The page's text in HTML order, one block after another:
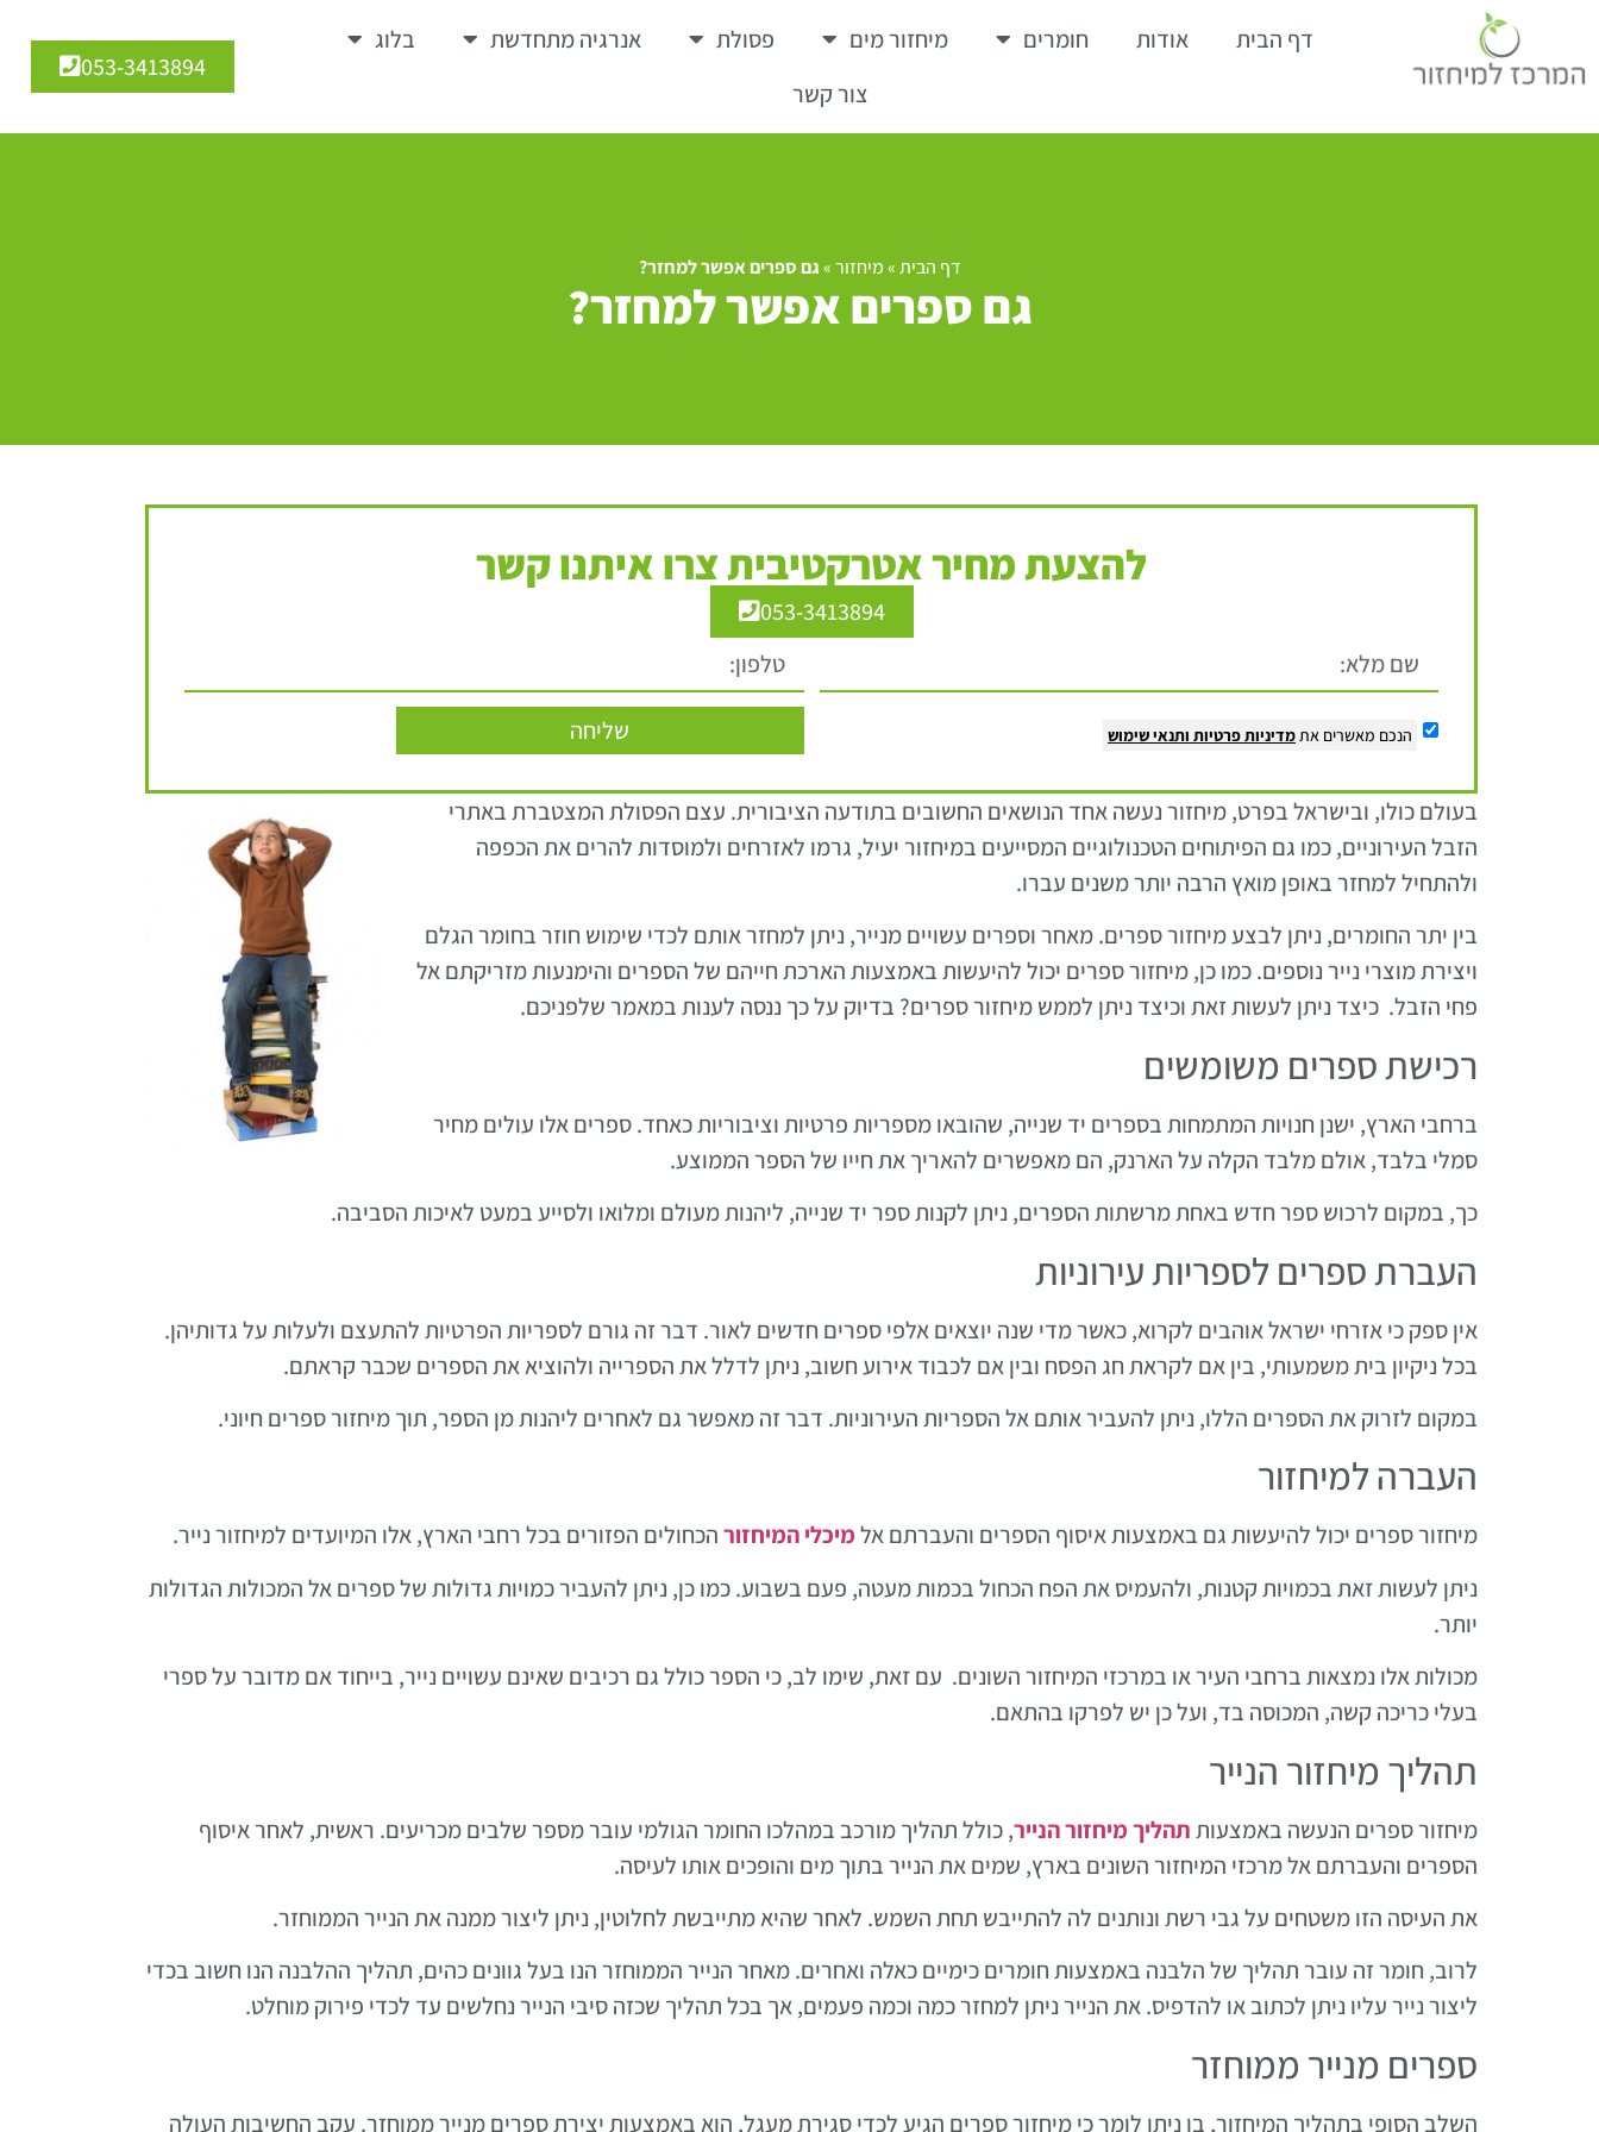
דף הבית אודות חומרים מיחזור מים פסולת אנרגיה מתחדשת
בלוג
צור קשר
053-3413894
דף הבית»מיחזור»גם ספרים אפשר למחזר?
גם ספרים אפשר למחזר?
להצעת מחיר אטרקטיבית צרו איתנו קשר
053-3413894
הנכם מאשרים אתמדיניות פרטיות ותנאי שימוש שליחה
בעולם כולו, ובישראל בפרט, מיחזור נעשה אחד הנושאים החשובים בתודעה הציבורית. עצם הפסולת המצטברת באתרי
הזבל העירוניים, כמו גם הפיתוחים הטכנולוגיים המסייעים במיחזור יעיל, גרמו לאזרחים ולמוסדות להרים את הכפפה
ולהתחיל למחזר באופן מואץ הרבה יותר משנים עברו.
בין יתר החומרים, ניתן לבצע מיחזור ספרים. מאחר וספרים עשויים מנייר, ניתן למחזר אותם לכדי שימוש חוזר בחומר הגלם
ויצירת מוצרי נייר נוספים. כמו כן, מיחזור ספרים יכול להיעשות באמצעות הארכת חייהם של הספרים והימנעות מזריקתם אל
פחי הזבל. כיצד ניתן לעשות זאת וכיצד ניתן לממש מיחזור ספרים? בדיוק על כך ננסה לענות במאמר שלפניכם.
רכישת ספרים משומשים
ברחבי הארץ, ישנן חנויות המתמחות בספרים יד שנייה, שהובאו מספריות פרטיות וציבוריות כאחד. ספרים אלו עולים מחיר
סמלי בלבד, אולם מלבד הקלה על הארנק, הם מאפשרים להאריך את חייו של הספר הממוצע.
כך, במקום לרכוש ספר חדש באחת מרשתות הספרים, ניתן לקנות ספר יד שנייה, ליהנות מעולם ומלואו ולסייע במעט לאיכות הסביבה.
העברת ספרים לספריות עירוניות
אין ספק כי אזרחי ישראל אוהבים לקרוא, כאשר מדי שנה יוצאים אלפי ספרים חדשים לאור. דבר זה גורם לספריות הפרטיות להתעצם ולעלות על גדותיהן.
בכל ניקיון בית משמעותי, בין אם לקראת חג הפסח ובין אם לכבוד אירוע חשוב, ניתן לדלל את הספרייה ולהוציא את הספרים שכבר קראתם.
במקום לזרוק את הספרים הללו, ניתן להעביר אותם אל הספריות העירוניות. דבר זה מאפשר גם לאחרים ליהנות מן הספר, תוך מיחזור ספרים חיוני.
העברה למיחזור
מיחזור ספרים יכול להיעשות גם באמצעות איסוף הספרים והעברתם אלמיכלי המיחזורהכחולים הפזורים בכל רחבי הארץ, אלו המיועדים למיחזור נייר.
ניתן לעשות זאת בכמויות קטנות, ולהעמיס את הפח הכחול בכמות מעטה, פעם בשבוע. כמו כן, ניתן להעביר כמויות גדולות של ספרים אל המכולות הגדולות
יותר.
מכולות אלו נמצאות ברחבי העיר או במרכזי המיחזור השונים. עם זאת, שימו לב, כי הספר כולל גם רכיבים שאינם עשויים נייר, בייחוד אם מדובר על ספרי
בעלי כריכה קשה, המכוסה בד, ועל כן יש לפרקו בהתאם.
תהליך מיחזור הנייר
מיחזור ספרים הנעשה באמצעותתהליך מיחזור הנייר, כולל תהליך מורכב במהלכו החומר הגולמי עובר מספר שלבים מכריעים. ראשית, לאחר איסוף
הספרים והעברתם אל מרכזי המיחזור השונים בארץ, שמים את הנייר בתוך מים והופכים אותו לעיסה.
את העיסה הזו משטחים על גבי רשת ונותנים לה להתייבש תחת השמש. לאחר שהיא מתייבשת לחלוטין, ניתן ליצור ממנה את הנייר הממוחזר.
לרוב, חומר זה עובר תהליך של הלבנה באמצעות חומרים כימיים כאלה ואחרים. מאחר הנייר הממוחזר הנו בעל גוונים כהים, תהליך ההלבנה הנו חשוב בכדי
ליצור נייר עליו ניתן לכתוב או להדפיס. את הנייר ניתן למחזר כמה וכמה פעמים, אך בכל תהליך שכזה סיבי הנייר נחלשים עד לכדי פירוק מוחלט.
ספרים מנייר ממוחזר
השלב הסופי בתהליך המיחזור, בו ניתן לומר כי מיחזור ספרים הגיע לכדי סגירת מעגל, הוא באמצעות יצירת ספרים מנייר ממוחזר. עקב החשיבות העולה